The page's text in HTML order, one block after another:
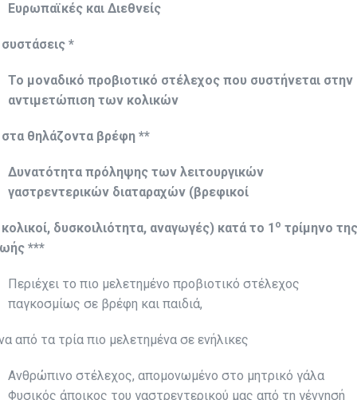
Ευρωπαϊκές και Διεθνείς
*
Το μοναδικό προβιοτικό στέλεχος που συστήνεται στην
αντιμετώπιση των κολικών
θηλάζοντα βρέφη **
Δυνατότητα πρόληψης των λειτουργικών
γαστρεντερικών διαταραχών (βρεφικοί
δυσκοιλιότητα, αναγωγές) κατά το 1 ο τρίμηνο της
***
Περιέχει το πιο μελετημένο προβιοτικό στέλεχος
παγκοσμίως σε βρέφη και παιδιά,
από τα τρία πιο μελετημένα σε ενήλικες
Ανθρώπινο στέλεχος, απομονωμένο στο μητρικό γάλα
Φυσικός άποικος του γαστρεντερικού μας από τη γέννησή